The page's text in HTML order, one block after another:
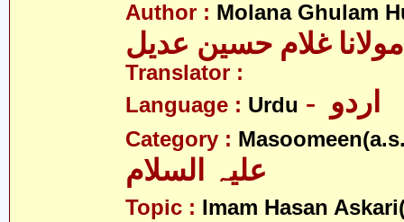
Author : Molana Ghulam
مولانا غلام حسین عدیل
Translator :
Language : Urdu
Category :
Topic : Imam Hasan